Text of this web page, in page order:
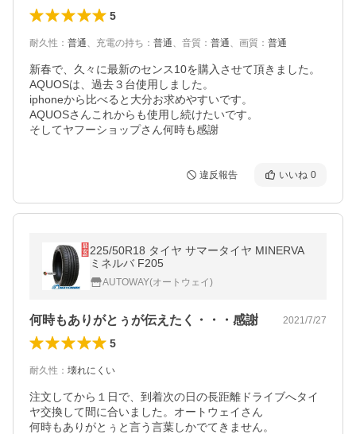
5
耐久性 ： 普通、 充電の持ち ： 普通、 音質 ： 普通、 画質 ： 普通
新春で、久々に最新のセンス10を購入させて頂きました。
AQUOSは、過去３台使用しました。
iphoneから比べると大分お求めやすいです。
AQUOSさんこれからも使用し続けたいです。
そしてヤフーショップさん何時も感謝
違反報告 いいね 0
225/50R18 タイヤ サマータイヤ MINERVA
ミネルバ F205
AUTOWAY(オートウェイ)
何時もありがとぅが伝えたく・・・感謝 2021/7/27
5
耐久性 ： 壊れにくい
注文してから１日で、到着次の日の長距離ドライブへタイ
ヤ交換して間に合いました。オートウェイさん
何時もありがとぅと言う言葉しかでてきません。